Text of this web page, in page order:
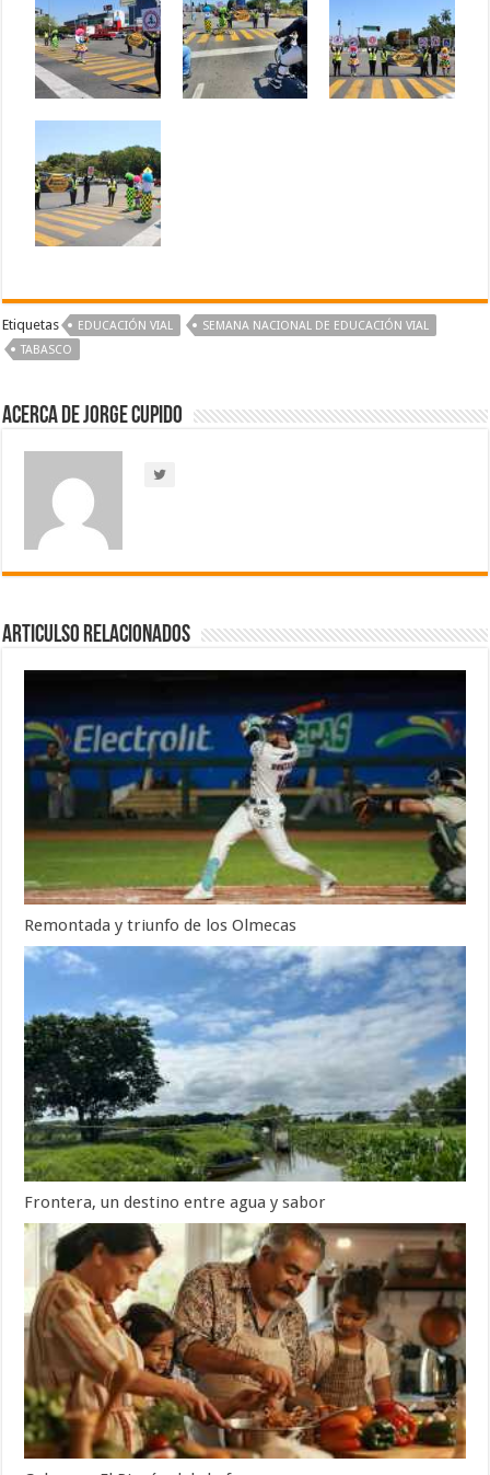
Etiquetas EDUCACIÓN VIAL
SEMANA NACIONAL DE EDUCACIÓN VIAL
TABASCO
Acerca de Jorge Cupido
Articulso Relacionados
Remontada y triunfo de los Olmecas
Frontera, un destino entre agua y sabor